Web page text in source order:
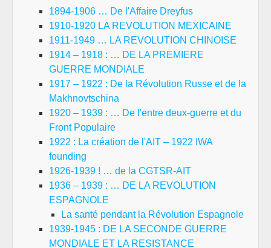
1894-1906 … De l'Affaire Dreyfus
1910-1920 LA REVOLUTION MEXICAINE
1911-1949 … LA REVOLUTION CHINOISE
1914 – 1918 : … DE LA PREMIERE
GUERRE MONDIALE
1917 – 1922 : De la Révolution Russe et de la
Makhnovtschina
1920 – 1939 : … De l'entre deux-guerre et du
Front Populaire
1922 : La création de l'AIT – 1922 IWA
founding
1926-1939 ! … de la CGTSR-AIT
1936 – 1939 : … DE LA REVOLUTION
ESPAGNOLE
La santé pendant la Révolution Espagnole
1939-1945 : DE LA SECONDE GUERRE
MONDIALE ET LA RESISTANCE